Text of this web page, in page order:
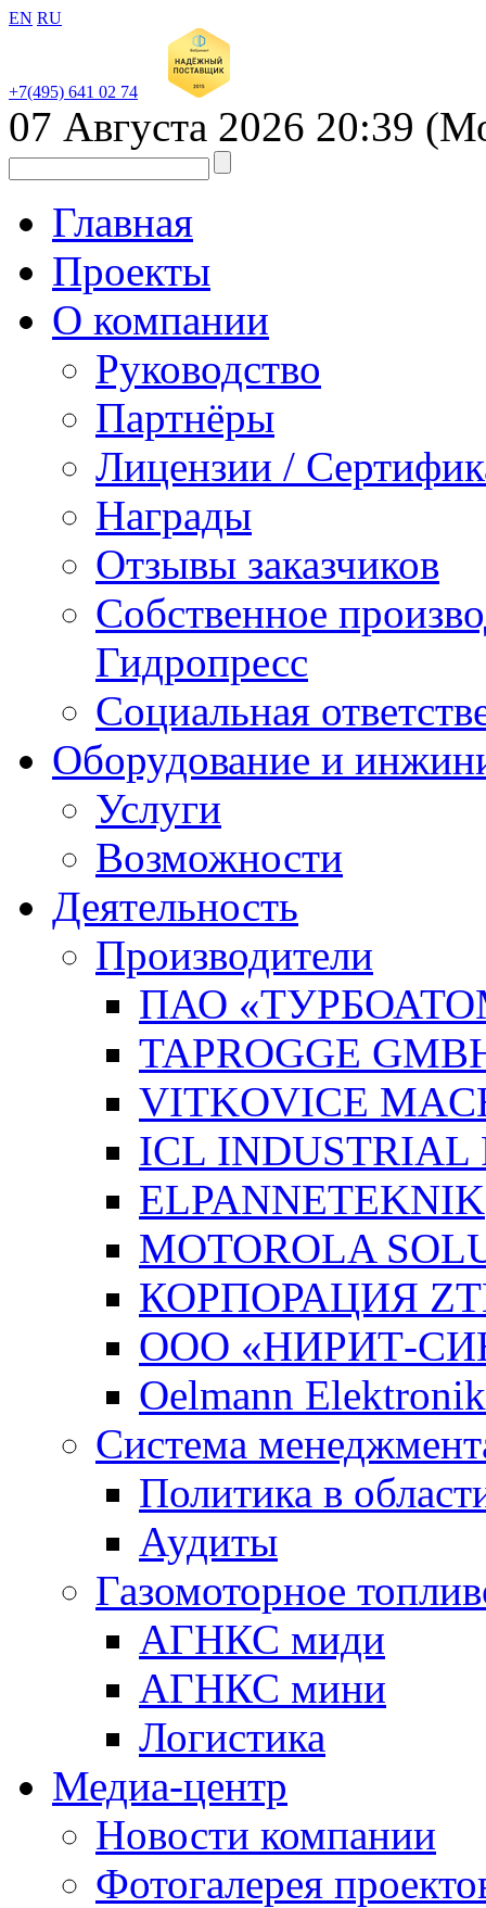
EN RU
+7(495) 641 02 74
07 Августа 2026 20:39
Главная
Проекты
О компании
Руководство
Партнёры
Лицензии /
Награды
Отзывы заказчиков
Собственное
Гидропресс
Социальная
Оборудование и
Услуги
Возможности
Деятельность
Производители
ПАО
TAPROGGE
VITKOVICE
ICL INDUSTRIAL
ELPANNETEKNIK
MOTOROLA
КОРПОРАЦИЯ
ООО «НИРИТ-
Oelmann
Система
Политика в
Аудиты
Газомоторное
АГНКС миди
АГНКС мини
Логистика
Медиа-центр
Новости компании
Фотогалерея